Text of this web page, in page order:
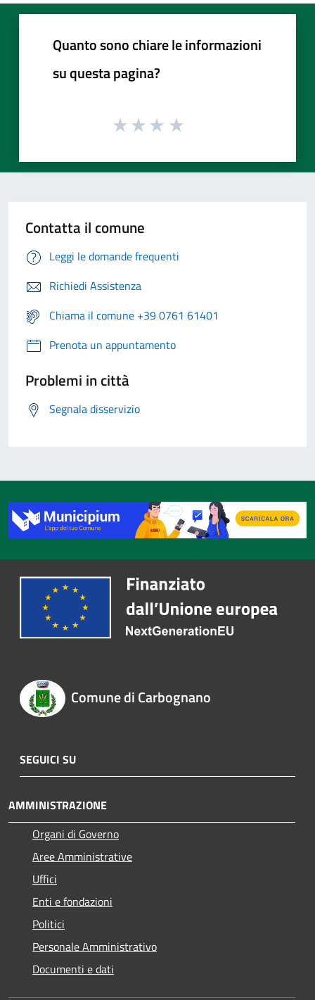
Quanto sono chiare le informazioni
su questa pagina?
Contatta il comune
Leggi le domande frequenti
Richiedi Assistenza
Chiama il comune +39 0761 61401
Prenota un appuntamento
Problemi in città
Segnala disservizio
Comune di Carbognano
SEGUICI SU
AMMINISTRAZIONE
Organi di Governo
Aree Amministrative
Uffici
Enti e fondazioni
Politici
Personale Amministrativo
Documenti e dati